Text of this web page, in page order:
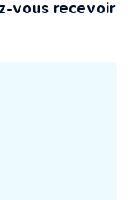
vous recevoir